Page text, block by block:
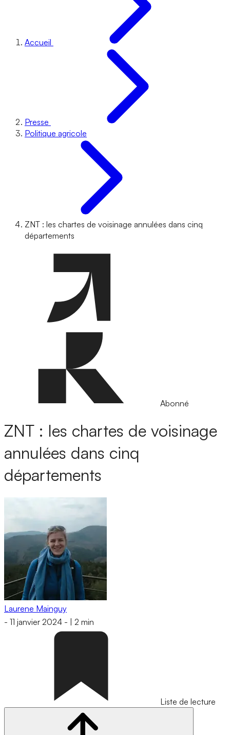
Accueil
Presse
Politique agricole
ZNT : les chartes de voisinage annulées dans cinq
départements
Abonné
ZNT : les chartes de voisinage
annulées dans cinq
départements
Laurene Mainguy
- 11 janvier 2024 - 2 min
Liste de lecture